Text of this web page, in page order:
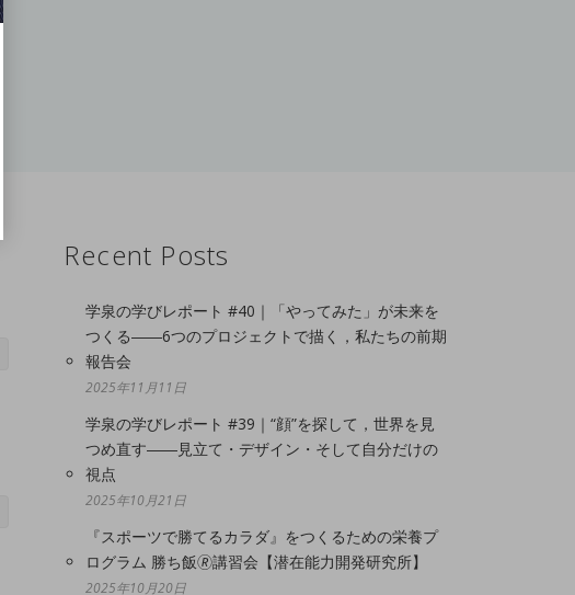
Recent Posts
学泉の学びレポート #40｜「やってみた」が未来を
つくる――6つのプロジェクトで描く，私たちの前期
報告会
2025年11月11日
学泉の学びレポート #39｜“顔”を探して，世界を見
つめ直す――見立て・デザイン・そして自分だけの
視点
2025年10月21日
『スポーツで勝てるカラダ』をつくるための栄養プ
ログラム 勝ち飯🄬講習会【潜在能力開発研究所】
2025年10月20日